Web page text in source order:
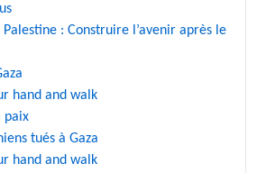
: Construire l’avenir après le
hand and walk
paix
tués à Gaza
hand and walk